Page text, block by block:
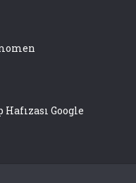
Google